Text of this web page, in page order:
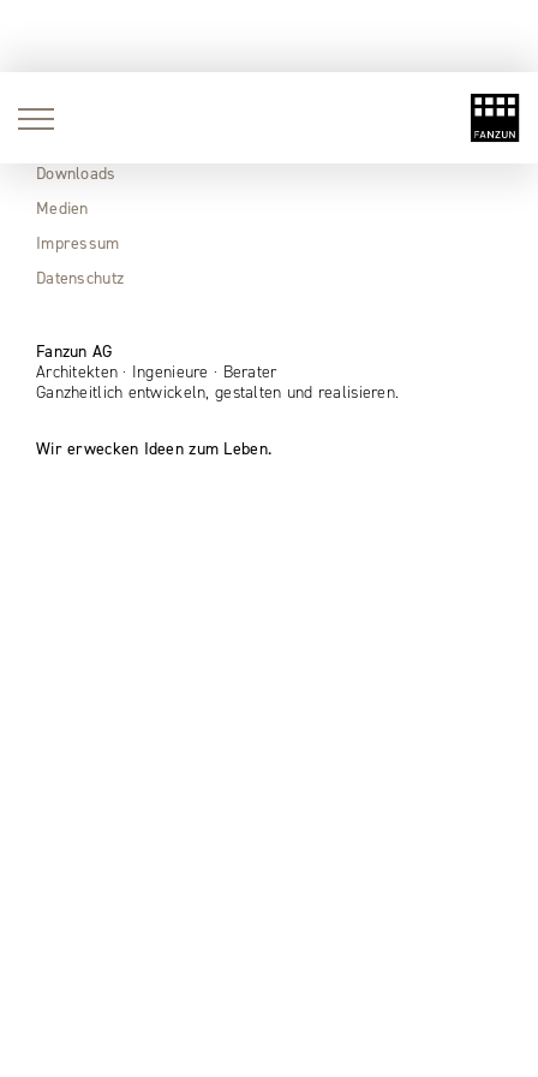
Aktuell
Downloads
Medien
Impressum
Datenschutz
Fanzun AG
Architekten · Ingenieure · Berater
Ganzheitlich entwickeln, gestalten und realisieren.
Wir erwecken Ideen zum Leben.